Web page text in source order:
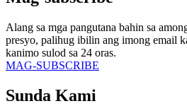
Alang sa mga pangutana bahin sa
presyo, palihug ibilin ang imong email
kanimo sulod sa 24 oras.
MAG-SUBSCRIBE
Sunda Kami